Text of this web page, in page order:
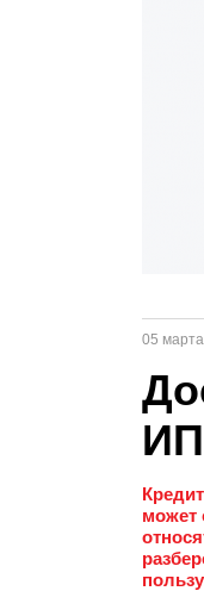
05
ИП
может